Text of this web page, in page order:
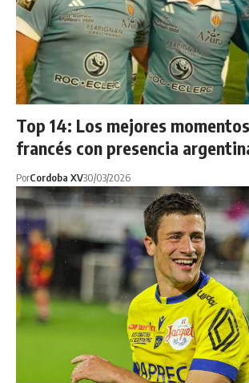
Top 14: Los mejores
francés con presencia
PorCordoba XV30/03/2026